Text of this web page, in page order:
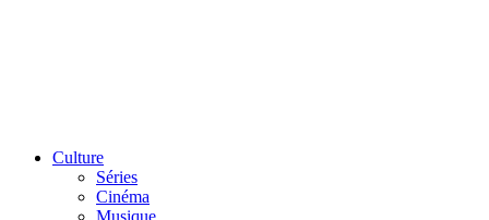
Culture
Séries
Cinéma
Musique